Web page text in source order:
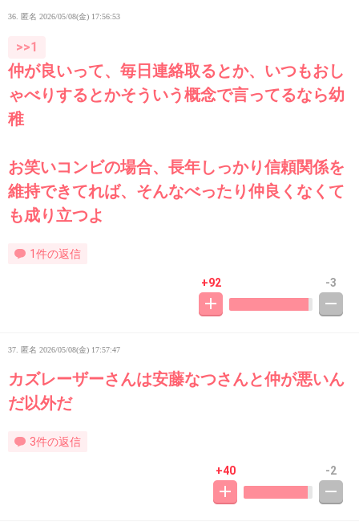
36. 匿名 2026/05/08(金) 17:56:53
>>1
仲が良いって、毎日連絡取るとか、いつもおし
ゃべりするとかそういう概念で言ってるなら幼
稚
お笑いコンビの場合、長年しっかり信頼関係を
維持できてれば、そんなべったり仲良くなくて
も成り立つよ
1件の返信
+92 -3
37. 匿名 2026/05/08(金) 17:57:47
カズレーザーさんは安藤なつさんと仲が悪いん
だ以外だ
3件の返信
+40 -2